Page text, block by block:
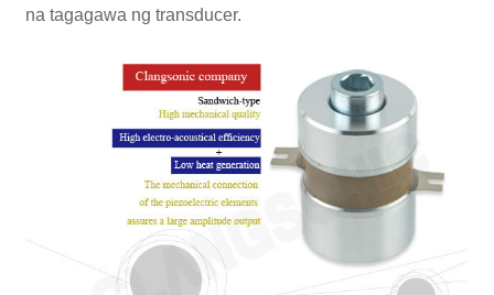
na tagagawa ng transducer.